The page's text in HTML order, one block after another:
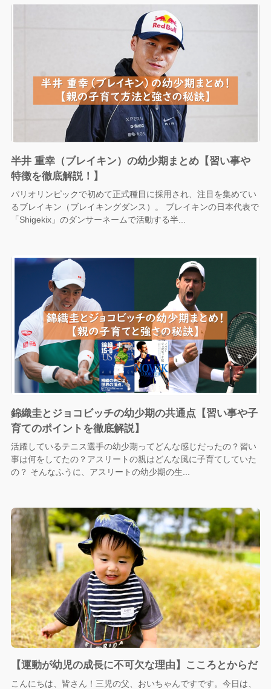
半井 重幸（ブレイキン）の幼少期まとめ【習い事や
特徴を徹底解説！】
パリオリンピックで初めて正式種目に採用され、注目を集めてい
るブレイキン（ブレイキングダンス）。 ブレイキンの日本代表で
「Shigekix」のダンサーネームで活動する半...
錦織圭とジョコビッチの幼少期の共通点【習い事や子
育てのポイントを徹底解説】
活躍しているテニス選手の幼少期ってどんな感じだったの？習い
事は何をしてたの？アスリートの親はどんな風に子育てしていた
の？ そんなふうに、アスリートの幼少期の生...
【運動が幼児の成長に不可欠な理由】こころとからだ
こんにちは、皆さん！三児の父、おいちゃんですです。今日は、